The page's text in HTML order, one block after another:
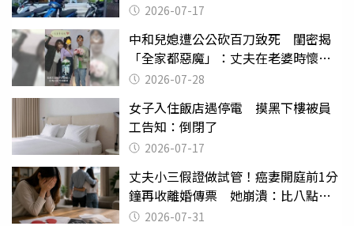
2026-07-17
中和兒媳遭公公砍百刀致死 閨密揭
「全家都惡魔」：丈夫在老婆時懷孕
摔東西
2026-07-28
女子入住飯店遇停電 摸黑下樓被員
工告知：倒閉了
2026-07-17
丈夫小三假證做試管！癌妻開庭前1分
鐘再收離婚傳票 她崩潰：比八點檔
還扯2026-07-31